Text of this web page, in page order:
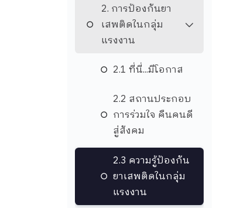
2. การป้องกันยา
เสพติดในกลุ่ม
แรงงาน
2.1 ที่นี่...มีโอกาส
2.2 สถานประกอบ
การร่วมใจ คืนคนดี
สู่สังคม
2.3 ความรู้ป้องกัน
ยาเสพติดในกลุ่ม
แรงงาน